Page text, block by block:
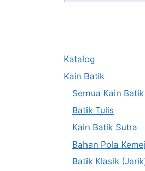
Katalog
Kain Batik
Semua Kain Batik
Batik Tulis
Kain Batik Sutra
Bahan Pola
Batik Klasik